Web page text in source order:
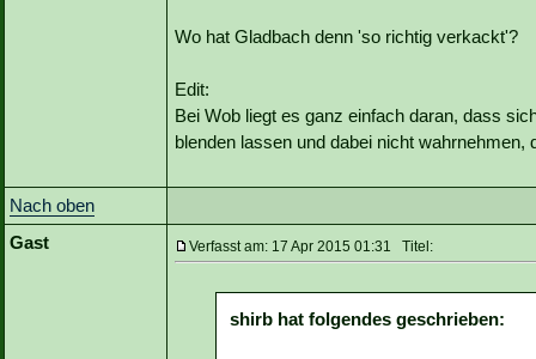
Wo hat Gladbach denn 'so richtig verkackt'?
Edit:
Bei Wob liegt es ganz einfach daran, dass
blenden lassen und dabei nicht
Nach oben
Gast
Verfasst am: 17 Apr 2015 01:31 Titel:
shirb hat folgendes geschrieben: